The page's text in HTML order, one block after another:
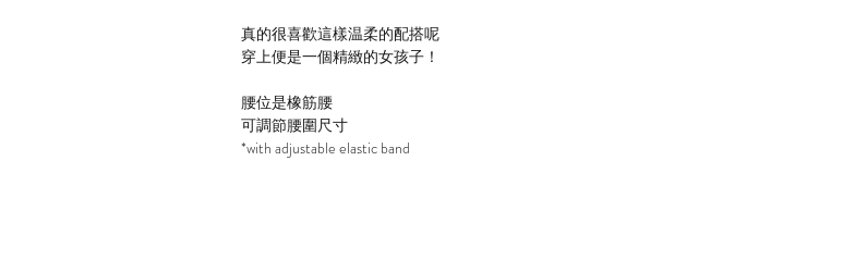
真的很喜歡這樣温柔的配搭呢
穿上便是一個精緻的女孩子！
腰位是橡筋腰
可調節腰圍尺寸
*with adjustable elastic band